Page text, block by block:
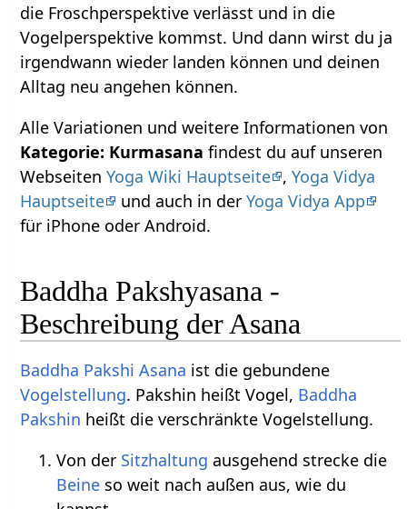
die Froschperspektive verlässt und in die
Vogelperspektive kommst. Und dann wirst du ja
irgendwann wieder landen können und deinen
Alltag neu angehen können.
Alle Variationen und weitere Informationen von
Kategorie: Kurmasana findest du auf unseren
WebseitenYoga Wiki Hauptseite ,Yoga Vidya
Hauptseite
und auch in derYoga Vidya App
für iPhone oder Android.
Baddha Pakshyasana -
Beschreibung der Asana
Baddha Pakshi Asana ist die gebundene
Vogelstellung. Pakshin heißt Vogel, Baddha
Pakshin heißt die verschränkte Vogelstellung.
Von der Sitzhaltung ausgehend strecke die
Beine so weit nach außen aus, wie du